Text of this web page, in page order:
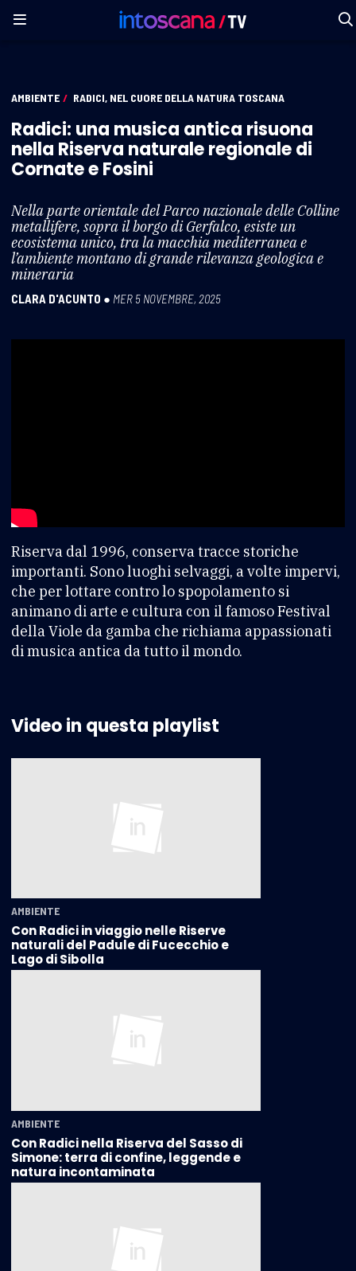
AMBIENTE / RADICI, NEL CUORE DELLA NATURA TOSCANA
Radici: una musica antica risuona
nella Riserva naturale regionale di
Cornate e Fosini
Nella parte orientale del Parco nazionale delle Colline
metallifere, sopra il borgo di Gerfalco, esiste un
ecosistema unico, tra la macchia mediterranea e
l’ambiente montano di grande rilevanza geologica e
mineraria
CLARA D'ACUNTO ● MER 5 NOVEMBRE, 2025
Riserva dal 1996, conserva tracce storiche
importanti. Sono luoghi selvaggi, a volte impervi,
che per lottare contro lo spopolamento si
animano di arte e cultura con il famoso Festival
della Viole da gamba che richiama appassionati
di musica antica da tutto il mondo.
Video in questa playlist
AMBIENTE
Con Radici in viaggio nelle Riserve
naturali del Padule di Fucecchio e
Lago di Sibolla
AMBIENTE
Con Radici nella Riserva del Sasso di
Simone: terra di confine, leggende e
natura incontaminata